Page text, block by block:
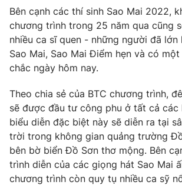
Theo dõi báo trên
Cơ quan chủ quản:Đài Truyền hình Việt
Cơ quan báo chí: Thời báo VTV
cấp ngày 29/12/2023
Tổng Biên tập: Vũ Thanh Thủy
Phó Tổng Biên tập: Nguyễn Thị Mỹ Hạnh,
Nguyễn Trọng Ninh
Tổng đài VTV:
024.38 355 931 - 024.38 355
Ðiện thoại Thời báo VTV:
024.66 897 897
Bên cạnh các thí sinh Sao Mai 2022,
chương trình trong 25 năm qua cũng
nhiều ca sĩ quen - những người đã
Sao Mai, Sao Mai Điểm hẹn và có
chắc ngày hôm nay.
Theo chia sẻ của BTC chương trình,
sẽ được đầu tư công phu ở tất cả các
biểu diễn đặc biệt này sẽ diễn ra tại
trời trong không gian quảng trường
bên bờ biển Đồ Sơn thơ mộng. Bên
trình diễn của các giọng hát Sao Mai
chương trình còn quy tụ nhiều ca sỹ